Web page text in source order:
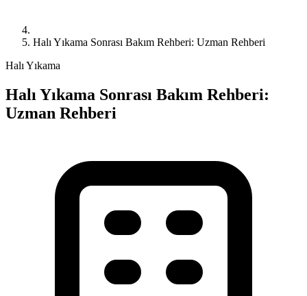
Halı Yıkama Sonrası Bakım Rehberi: Uzman Rehberi
Halı Yıkama
Halı Yıkama Sonrası Bakım Rehberi:
Uzman Rehberi